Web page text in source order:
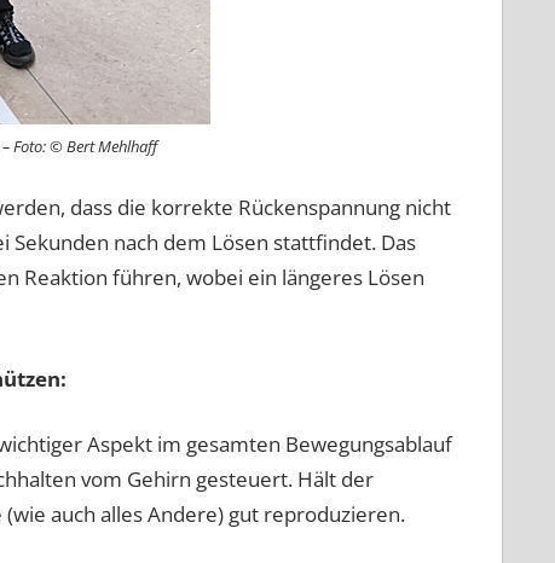
Foto: © Bert Mehlhaff
dass die korrekte Rückenspannung nicht
nach dem Lösen stattfindet. Das
Reaktion führen, wobei ein längeres Lösen
Aspekt im gesamten Bewegungsablauf
vom Gehirn gesteuert. Hält der
auch alles Andere) gut reproduzieren.